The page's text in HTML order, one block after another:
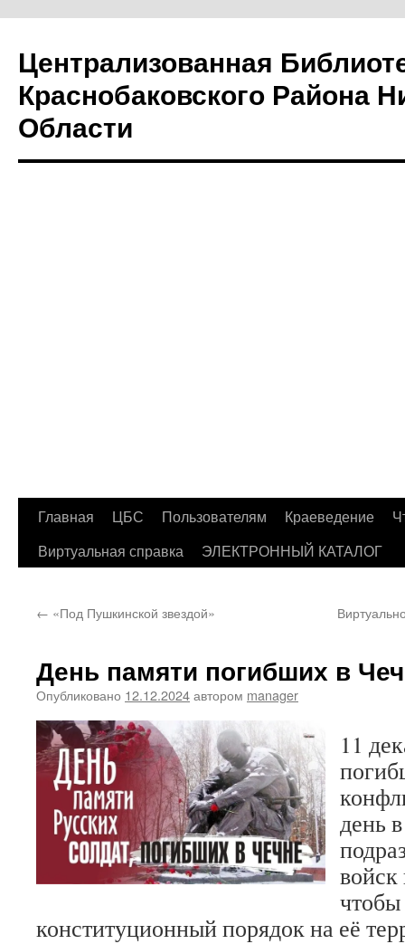
Централизованная
Краснобаковского Района
Области
Перейти
Главная ЦБС Пользователям Краеведение
Виртуальная справка
ЭЛЕКТРОННЫЙ КАТАЛОГ
← «Под Пушкинской звездой»
День памяти погибших в
Опубликовано 12.12.2024автором manager
11
день
чтобы
конституционный порядок на её